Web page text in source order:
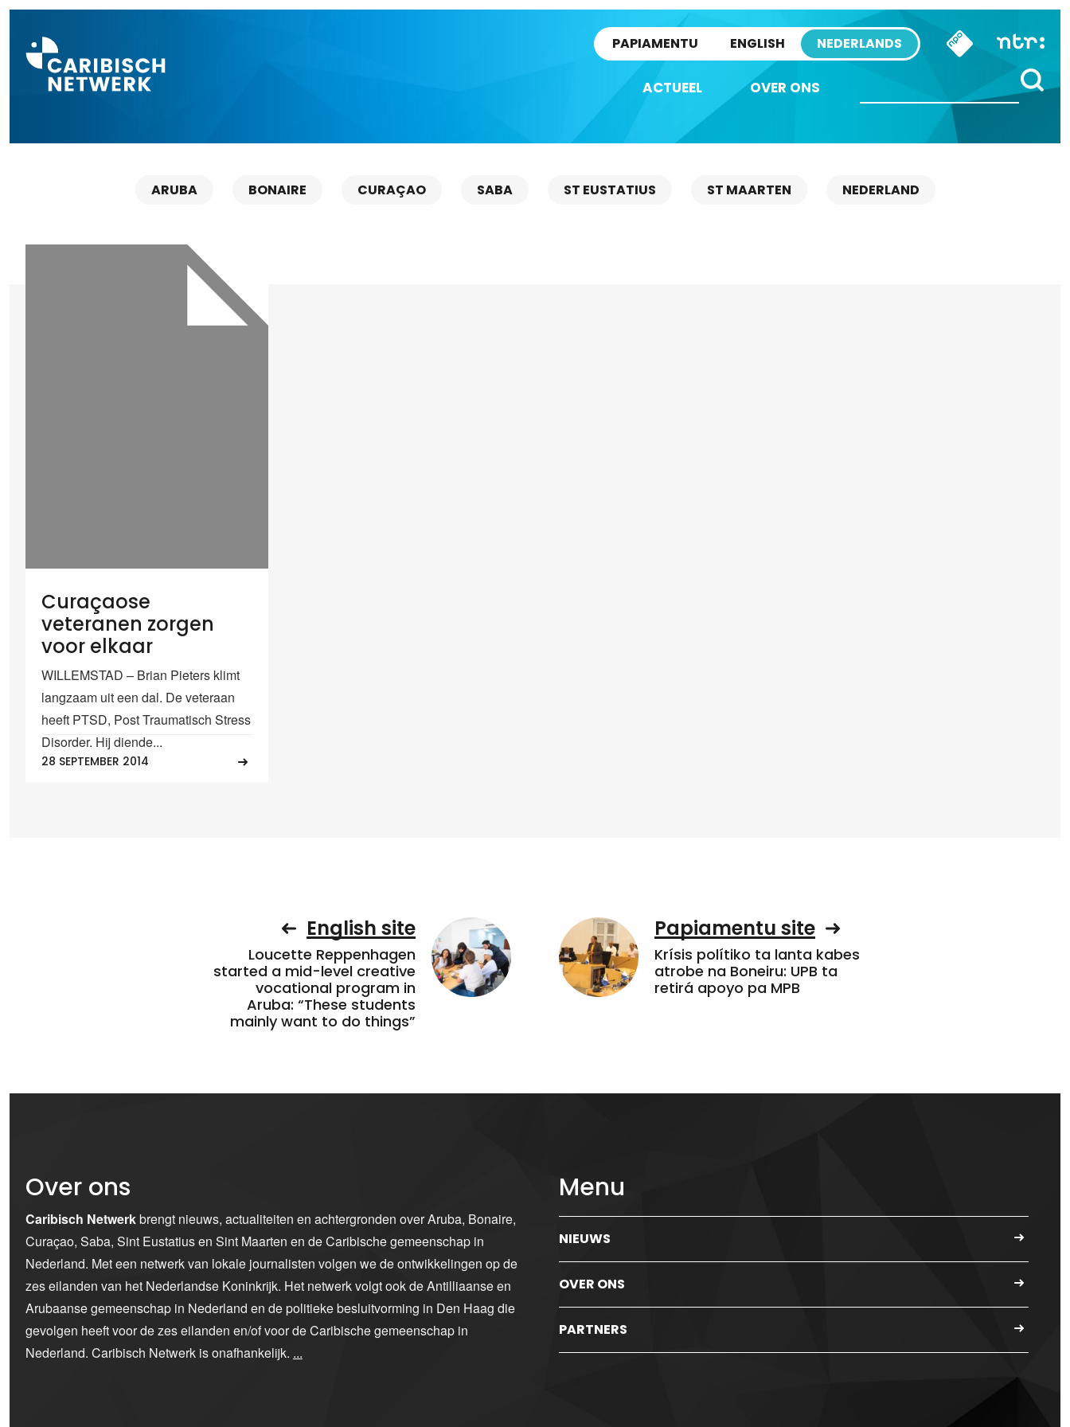
PAPIAMENTU ENGLISH NEDERLANDS
ACTUEEL OVER ONS
ARUBA BONAIRE CURAÇAO SABA ST EUSTATIUS ST MAARTEN NEDERLAND
Curaçaose
veteranen zorgen
voor elkaar
WILLEMSTAD – Brian Pieters klimt
langzaam uit een dal. De veteraan
heeft PTSD, Post Traumatisch Stress
Disorder. Hij diende...
28 SEPTEMBER 2014
English site
Loucette Reppenhagen
started a mid-level creative
vocational program in
Aruba: “These students
mainly want to do things”
Papiamentu site
Krísis polítiko ta lanta kabes
atrobe na Boneiru: UPB ta
retirá apoyo pa MPB
Over ons
Caribisch Netwerkbrengt nieuws, actualiteiten en achtergronden over Aruba, Bonaire,
Curaçao, Saba, Sint Eustatius en Sint Maarten en de Caribische gemeenschap in
Nederland. Met een netwerk van lokale journalisten volgen we de ontwikkelingen op de
zes eilanden van het Nederlandse Koninkrijk. Het netwerk volgt ook de Antilliaanse en
Arubaanse gemeenschap in Nederland en de politieke besluitvorming in Den Haag die
gevolgen heeft voor de zes eilanden en/of voor de Caribische gemeenschap in
Nederland. Caribisch Netwerk is onafhankelijk. ...
Menu
NIEUWS
OVER ONS
PARTNERS